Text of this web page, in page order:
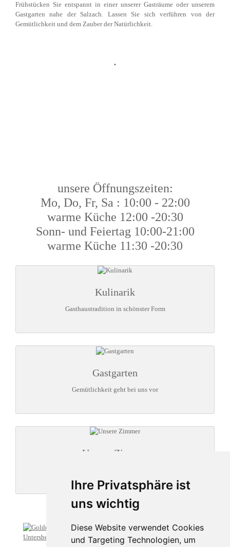
Ihre Privatsphäre ist
uns wichtig
Diese Website verwendet Cookies
und Targeting Technologien, um
Frühstücken Sie entspannt in einer unserer Gasträume oder unserem
Gastgarten nahe der Salzach. Lassen Sie sich verführen von der
Gemütlichkeit und dem Zauber der Natürlichkeit.
.
unsere Öffnungszeiten:
Mo, Do, Fr, Sa : 10:00 - 22:00
warme Küche 12:00 -20:30
Sonn- und Feiertag 10:00-21:00
warme Küche 11:30 -20:30
Kulinarik
Gasthaustradition in schönster Form
Gastgarten
Gemütlichkeit geht bei uns vor
Unsere Zimmer